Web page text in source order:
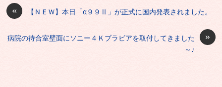
« 【ＮＥＷ】本日「α９９Ⅱ」が正式に国内発表されました。
»
病院の待合室壁面にソニー４Ｋブラビアを取付してきました
～♪